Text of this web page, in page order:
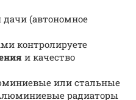
(автономное
контролируете
и качество
или стальные
радиаторы